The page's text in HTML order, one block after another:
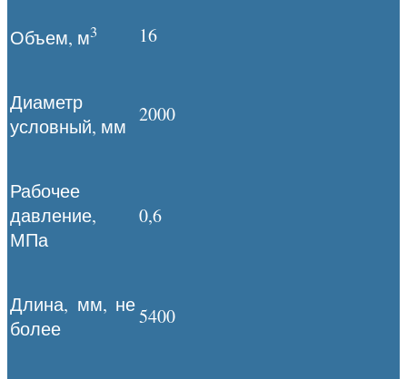
Объем, м3 16
Диаметр
условный, мм
2000
Рабочее
давление,
МПа
0,6
Длина, мм, не
более
5400